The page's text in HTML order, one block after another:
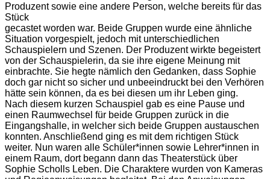
Produzent sowie eine andere Person, welche bereits für das
Stück
gecastet worden war. Beide Gruppen wurde eine ähnliche
Situation vorgespielt, jedoch mit unterschiedlichen
Schauspielern und Szenen. Der Produzent wirkte begeistert
von der Schauspielerin, da sie ihre eigene Meinung mit
einbrachte. Sie hegte nämlich den Gedanken, dass Sophie
doch gar nicht so sicher und unbeeindruckt bei den Verhören
hätte sein können, da es bei diesen um ihr Leben ging.
Nach diesem kurzen Schauspiel gab es eine Pause und
einen Raumwechsel für beide Gruppen zurück in die
Eingangshalle, in welcher sich beide Gruppen austauschen
konnten. Anschließend ging es mit dem richtigen Stück
weiter. Nun waren alle Schüler*innen sowie Lehrer*innen in
einem Raum, dort begann dann das Theaterstück über
Sophie Scholls Leben. Die Charaktere wurden von Kameras